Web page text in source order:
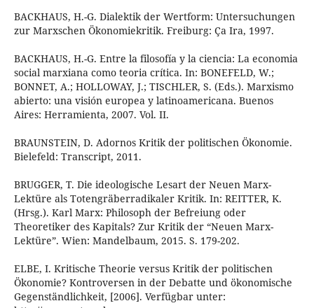
BACKHAUS, H.-G. Dialektik der Wertform: Untersuchungen
zur Marxschen Ökonomiekritik. Freiburg: Ça Ira, 1997.
BACKHAUS, H.-G. Entre la filosofía y la ciencia: La economia
social marxiana como teoria crítica. In: BONEFELD, W.;
BONNET, A.; HOLLOWAY, J.; TISCHLER, S. (Eds.). Marxismo
abierto: una visión europea y latinoamericana. Buenos
Aires: Herramienta, 2007. Vol. II.
BRAUNSTEIN, D. Adornos Kritik der politischen Ökonomie.
Bielefeld: Transcript, 2011.
BRUGGER, T. Die ideologische Lesart der Neuen Marx-
Lektüre als Totengräberradikaler Kritik. In: REITTER, K.
(Hrsg.). Karl Marx: Philosoph der Befreiung oder
Theoretiker des Kapitals? Zur Kritik der “Neuen Marx-
Lektüre”. Wien: Mandelbaum, 2015. S. 179-202.
ELBE, I. Kritische Theorie versus Kritik der politischen
Ökonomie? Kontroversen in der Debatte und ökonomische
Gegenständlichkeit, [2006]. Verfügbar unter: